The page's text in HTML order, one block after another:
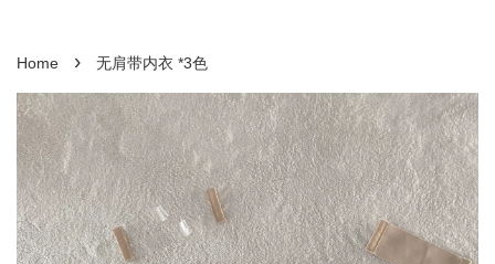
Home › 无肩带内衣 *3色